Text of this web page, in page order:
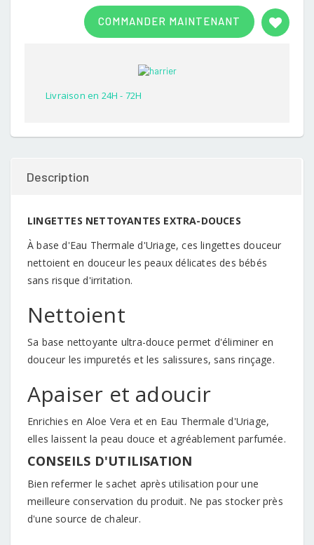
COMMANDER MAINTENANT
Livraison en 24H - 72H
Description
LINGETTES NETTOYANTES EXTRA-DOUCES
À base d'Eau Thermale d'Uriage, ces lingettes douceur
nettoient en douceur les peaux délicates des bébés
sans risque d'irritation.
Nettoient
Sa base nettoyante ultra-douce permet d'éliminer en
douceur les impuretés et les salissures, sans rinçage.
Apaiser et adoucir
Enrichies en Aloe Vera et en Eau Thermale d'Uriage,
elles laissent la peau douce et agréablement parfumée.
CONSEILS D'UTILISATION
Bien refermer le sachet après utilisation pour une
meilleure conservation du produit. Ne pas stocker près
d'une source de chaleur.